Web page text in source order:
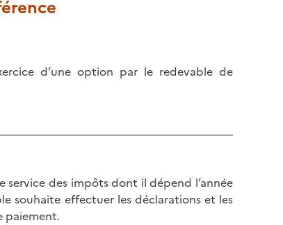
d’une option par le redevable de
des impôts dont il dépend l’année
souhaite effectuer les déclarations et les
paiement.